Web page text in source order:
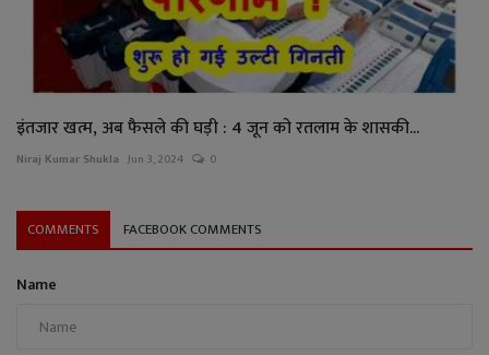
इंतजार खत्म, अब फैसले की घड़ी : 4 जून को रतलाम के शासकी...
Niraj Kumar Shukla Jun 3, 2024 0
COMMENTS FACEBOOK COMMENTS
Name